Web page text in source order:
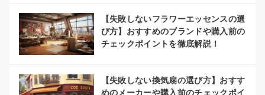
【失敗しないフラワーエッセンスの選
び方】おすすめのブランドや購入前の
チェックポイントを徹底解説！
【失敗しない換気扇の選び方】おすす
めのメーカーや購入前のチェックポイ